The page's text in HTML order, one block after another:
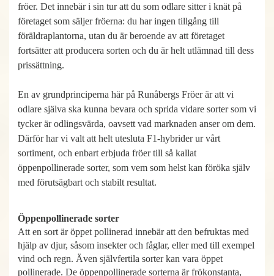
fröer. Det innebär i sin tur att du som odlare sitter i knät på
företaget som säljer fröerna: du har ingen tillgång till
föräldraplantorna, utan du är beroende av att företaget
fortsätter att producera sorten och du är helt utlämnad till dess
prissättning.
En av grundprinciperna här på Runåbergs Fröer är att vi
odlare själva ska kunna bevara och sprida vidare sorter som vi
tycker är odlingsvärda, oavsett vad marknaden anser om dem.
Därför har vi valt att helt utesluta F1-hybrider ur vårt
sortiment, och enbart erbjuda fröer till så kallat
öppenpollinerade sorter, som vem som helst kan föröka själv
med förutsägbart och stabilt resultat.
Öppenpollinerade sorter
Att en sort är öppet pollinerad innebär att den befruktas med
hjälp av djur, såsom insekter och fåglar, eller med till exempel
vind och regn. Även självfertila sorter kan vara öppet
pollinerade. De öppenpollinerade sorterna är frökonstanta,